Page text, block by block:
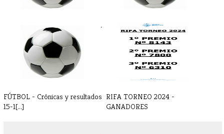
FÚTBOL - Partidos y horarios 7-
FÚTBOL - Partidos y horarios
22-23 [...]
FÚTBOL - Crónicas y resultados
15-1[...]
RIFA TORNEO 2024 -
GANADORES